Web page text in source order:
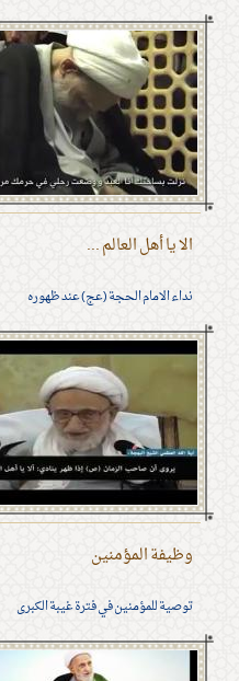
الا يا أهل العالم ...
نداء الامام الحجة (عج) عند ظهوره
وظيفة المؤمنين
توصية للمؤمنين في فترة غيبة الكبرى